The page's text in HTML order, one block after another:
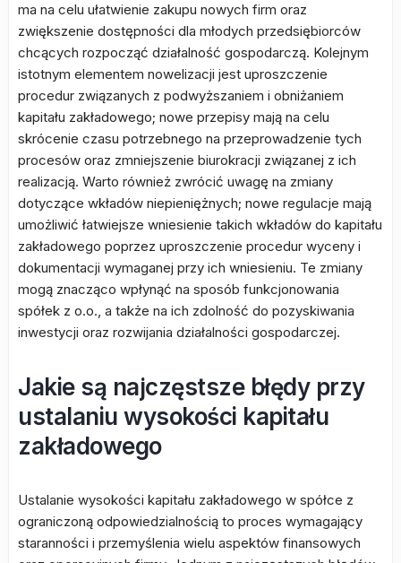
ma na celu ułatwienie zakupu nowych firm oraz
zwiększenie dostępności dla młodych przedsiębiorców
chcących rozpocząć działalność gospodarczą. Kolejnym
istotnym elementem nowelizacji jest uproszczenie
procedur związanych z podwyższaniem i obniżaniem
kapitału zakładowego; nowe przepisy mają na celu
skrócenie czasu potrzebnego na przeprowadzenie tych
procesów oraz zmniejszenie biurokracji związanej z ich
realizacją. Warto również zwrócić uwagę na zmiany
dotyczące wkładów niepieniężnych; nowe regulacje mają
umożliwić łatwiejsze wniesienie takich wkładów do kapitału
zakładowego poprzez uproszczenie procedur wyceny i
dokumentacji wymaganej przy ich wniesieniu. Te zmiany
mogą znacząco wpłynąć na sposób funkcjonowania
spółek z o.o., a także na ich zdolność do pozyskiwania
inwestycji oraz rozwijania działalności gospodarczej.
Jakie są najczęstsze błędy przy
ustalaniu wysokości kapitału
zakładowego
Ustalanie wysokości kapitału zakładowego w spółce z
ograniczoną odpowiedzialnością to proces wymagający
staranności i przemyślenia wielu aspektów finansowych